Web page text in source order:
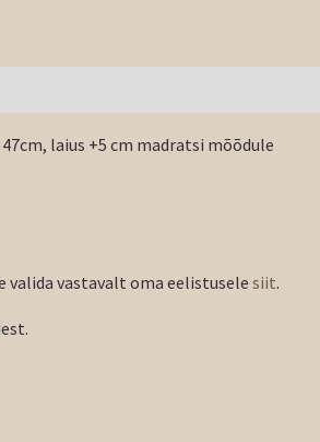
laius +5 cm madratsi mõõdule
valida vastavalt oma eelistuselesiit.